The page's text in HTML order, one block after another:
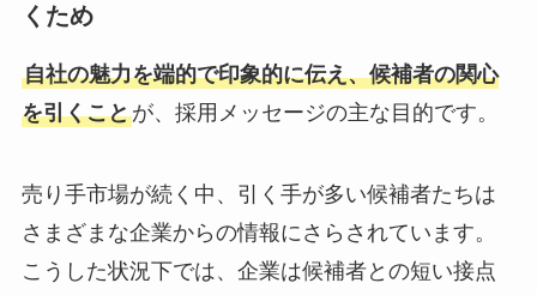
くため
自社の魅力を端的で印象的に伝え、候補者の関心
を引くことが、採用メッセージの主な目的です。
売り手市場が続く中、引く手が多い候補者たちは
さまざまな企業からの情報にさらされています。
こうした状況下では、企業は候補者との短い接点